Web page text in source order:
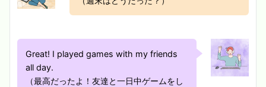
Great! I played games with my friends
all day.
（最高だったよ！友達と一日中ゲームをし